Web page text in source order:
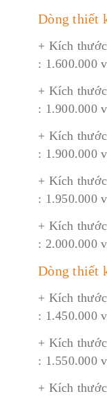
Dòng thiết
+ Kích
: 1.600.000
+ Kích
: 1.900.000
+ Kích
: 1.900.000
+ Kích
: 1.950.000
+ Kích
: 2.000.000
Dòng thiết
+ Kích
: 1.450.000
+ Kích
: 1.550.000
+ Kích